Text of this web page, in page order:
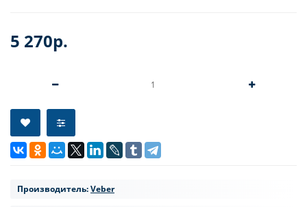
5 270р.
Производитель:Veber